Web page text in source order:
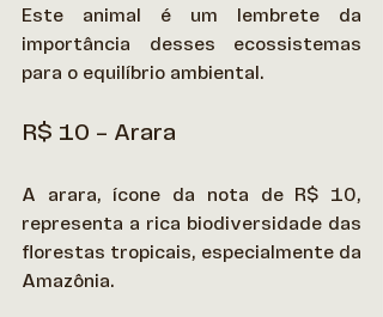
Este animal é um lembrete da
importância desses ecossistemas
para o equilíbrio ambiental.
R$ 10 – Arara
A arara, ícone da nota de R$ 10,
representa a rica biodiversidade das
florestas tropicais, especialmente da
Amazônia.